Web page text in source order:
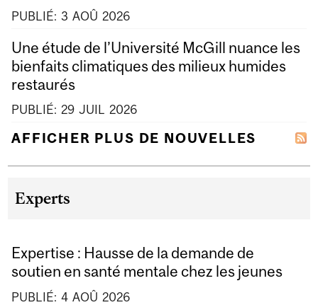
PUBLIÉ: 3 AOÛ 2026
Une étude de l’Université McGill nuance les
bienfaits climatiques des milieux humides
restaurés
PUBLIÉ: 29 JUIL 2026
AFFICHER PLUS DE NOUVELLES
Experts
Expertise : Hausse de la demande de
soutien en santé mentale chez les jeunes
PUBLIÉ: 4 AOÛ 2026